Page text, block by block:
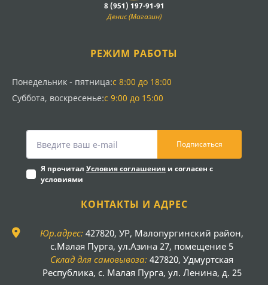
8 (951) 197-91-91
Денис (Магазин)
РЕЖИМ РАБОТЫ
Понедельник - пятница:с 8:00 до 18:00
Суббота, воскресенье:с 9:00 до 15:00
Подписаться
Я прочитал Условия соглашения и согласен с
условиями
КОНТАКТЫ И АДРЕС
Юр.адрес: 427820, УР, Малопургинский район,
с.Малая Пурга, ул.Азина 27, помещение 5
Склад для самовывоза: 427820, Удмуртская
Республика, с. Малая Пурга, ул. Ленина, д. 25